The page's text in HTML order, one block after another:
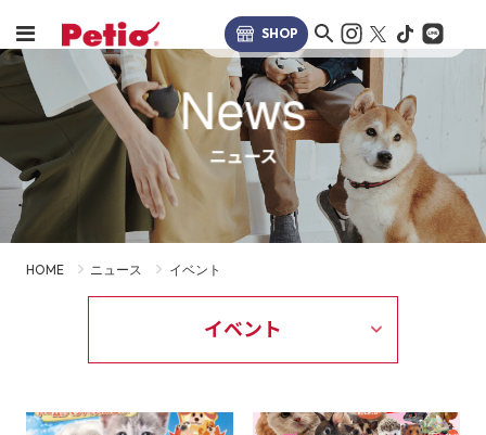
SHOP
News
ニュース
HOME ニュース イベント
イベント